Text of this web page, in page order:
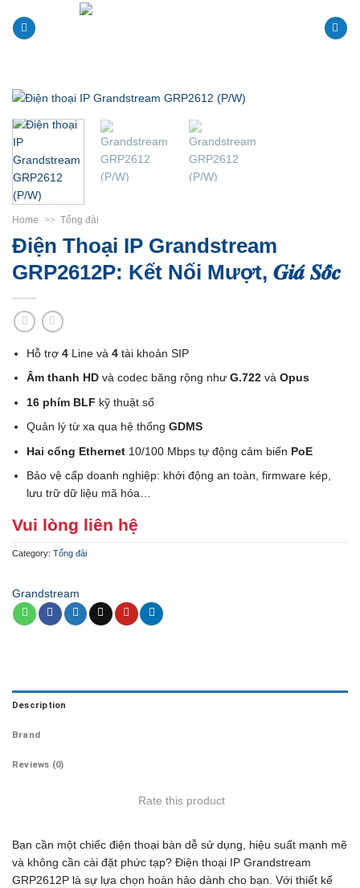
content
Home >> Tổng đài
Điện Thoại IP Grandstream
GRP2612P: Kết Nối Mượt, 𝑮𝒊𝒂́ 𝑺𝒐̂́𝒄
Hỗ trợ 4 Line và4 tài khoản SIP
Âm thanh HD vàcodec băng rộng nhưG.722 vàOpus
16 phím BLF kỹ thuật số
Quản lý từ xa qua hệ thốngGDMS
Hai cổng Ethernet 10/100 Mbps tự động cảm biến PoE
Bảo vệ cấp doanh nghiệp: khởi động an toàn, firmware kép,
lưu trữ dữ liệu mã hóa…
Vui lòng liên hệ
Category: Tổng đài
Grandstream
Description
Brand
Reviews (0)
Rate this product
Bạn cần một chiếc điện thoại bàn dễ sử dụng, hiệu suất mạnh mẽ
và không cần cài đặt phức tạp? Điện thoại IP Grandstream
GRP2612P là sự lựa chọn hoàn hảo dành cho bạn. Với thiết kế